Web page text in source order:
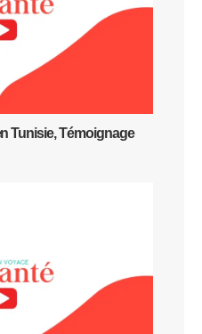
Tunisie, Témoignage